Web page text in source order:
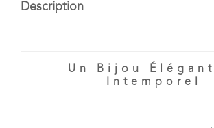
Description
Un Bijou
Intemporel